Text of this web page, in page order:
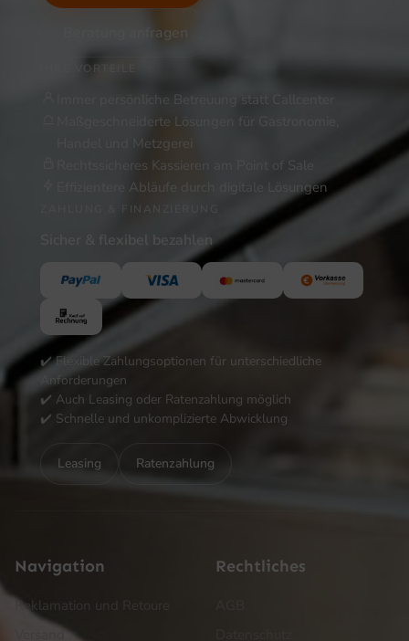
Beratung anfragen
IHRE VORTEILE
Immer persönliche Betreuung statt Callcenter
Maßgeschneiderte Lösungen für Gastronomie,
Handel und Metzgerei
Rechtssicheres Kassieren am Point of Sale
Effizientere Abläufe durch digitale Lösungen
ZAHLUNG & FINANZIERUNG
Sicher & flexibel bezahlen
✔️ Flexible Zahlungsoptionen für unterschiedliche
Anforderungen
✔️ Auch Leasing oder Ratenzahlung möglich
✔️ Schnelle und unkomplizierte Abwicklung
Leasing Ratenzahlung
Navigation
Reklamation und Retoure
Rechtliches